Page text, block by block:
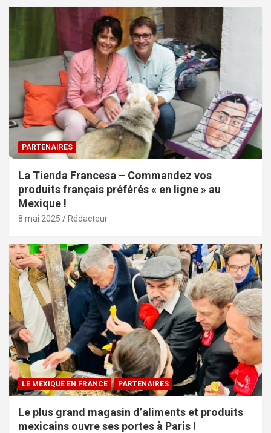
PARTENAIRES
La Tienda Francesa – Commandez vos
produits français préférés « en ligne » au
Mexique !
8 mai 2025 Rédacteur
LE MEXIQUE EN FRANCE PARTENAIRES
Le plus grand magasin d’aliments et produits
mexicains ouvre ses portes à Paris !